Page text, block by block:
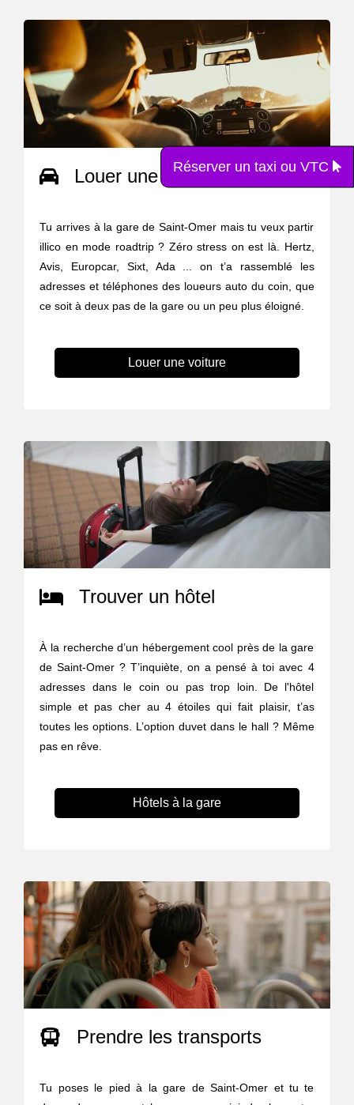
Louer une voiture
Tu arrives à la gare de Saint-Omer mais tu veux partir
illico en mode roadtrip ? Zéro stress on est là. Hertz,
Avis, Europcar, Sixt, Ada ... on t’a rassemblé les
adresses et téléphones des loueurs auto du coin, que
ce soit à deux pas de la gare ou un peu plus éloigné.
Louer une voiture
Trouver un hôtel
À la recherche d’un hébergement cool près de la gare
de Saint-Omer ? T’inquiète, on a pensé à toi avec 4
adresses dans le coin ou pas trop loin. De l'hôtel
simple et pas cher au 4 étoiles qui fait plaisir, t’as
toutes les options. L’option duvet dans le hall ? Même
pas en rêve.
Hôtels à la gare
Prendre les transports
Tu poses le pied à la gare de Saint-Omer et tu te
Réserver un taxi ou VTC